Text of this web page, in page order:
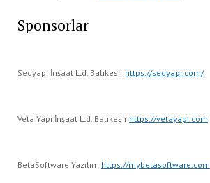
Sponsorlar
Sedyapı İnşaat Ltd. Balıkesir https://sedyapi.com/
Veta Yapı İnşaat Ltd. Balıkesir https://vetayapi.com
BetaSoftware Yazılım https://mybetasoftware.com